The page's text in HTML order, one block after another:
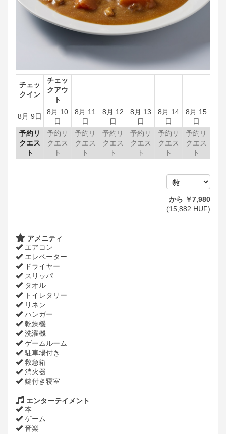
チェッ
クイン
チェッ
クアウ
ト
8月 9日
8月 10
日
8月 11
日
8月 12
日
8月 13
日
8月 14
日
8月 15
日
予約リ
クエス
ト
予約リ
クエス
ト
予約リ
クエス
ト
予約リ
クエス
ト
予約リ
クエス
ト
予約リ
クエス
ト
予約リ
クエス
ト
から ￥7,980
(15,882 HUF)
アメニティ
エアコン
エレベーター
ドライヤー
スリッパ
タオル
トイレタリー
リネン
ハンガー
乾燥機
洗濯機
ゲームルーム
駐車場付き
救急箱
消火器
鍵付き寝室
エンターテイメント
本
ゲーム
音楽